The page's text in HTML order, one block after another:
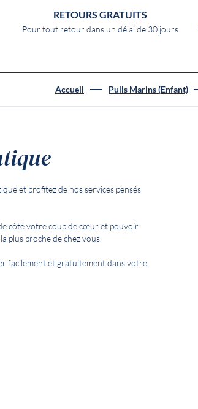
RETOURS GRATUITS
Pour tout retour dans un délai de 30 jours
Accueil Pulls Marins (Enfant)
et profitez de nos services pensés
côté votre coup de cœur et pouvoir
plus proche de chez vous.
facilement et gratuitement dans votre